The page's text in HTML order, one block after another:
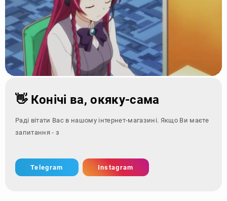
👋 Конічі ва, окяку-сама
Раді вітати Вас в нашому інтернет-магазині. Якщо Ви маєте
запитання - зверніться за к
Telegram Instagram